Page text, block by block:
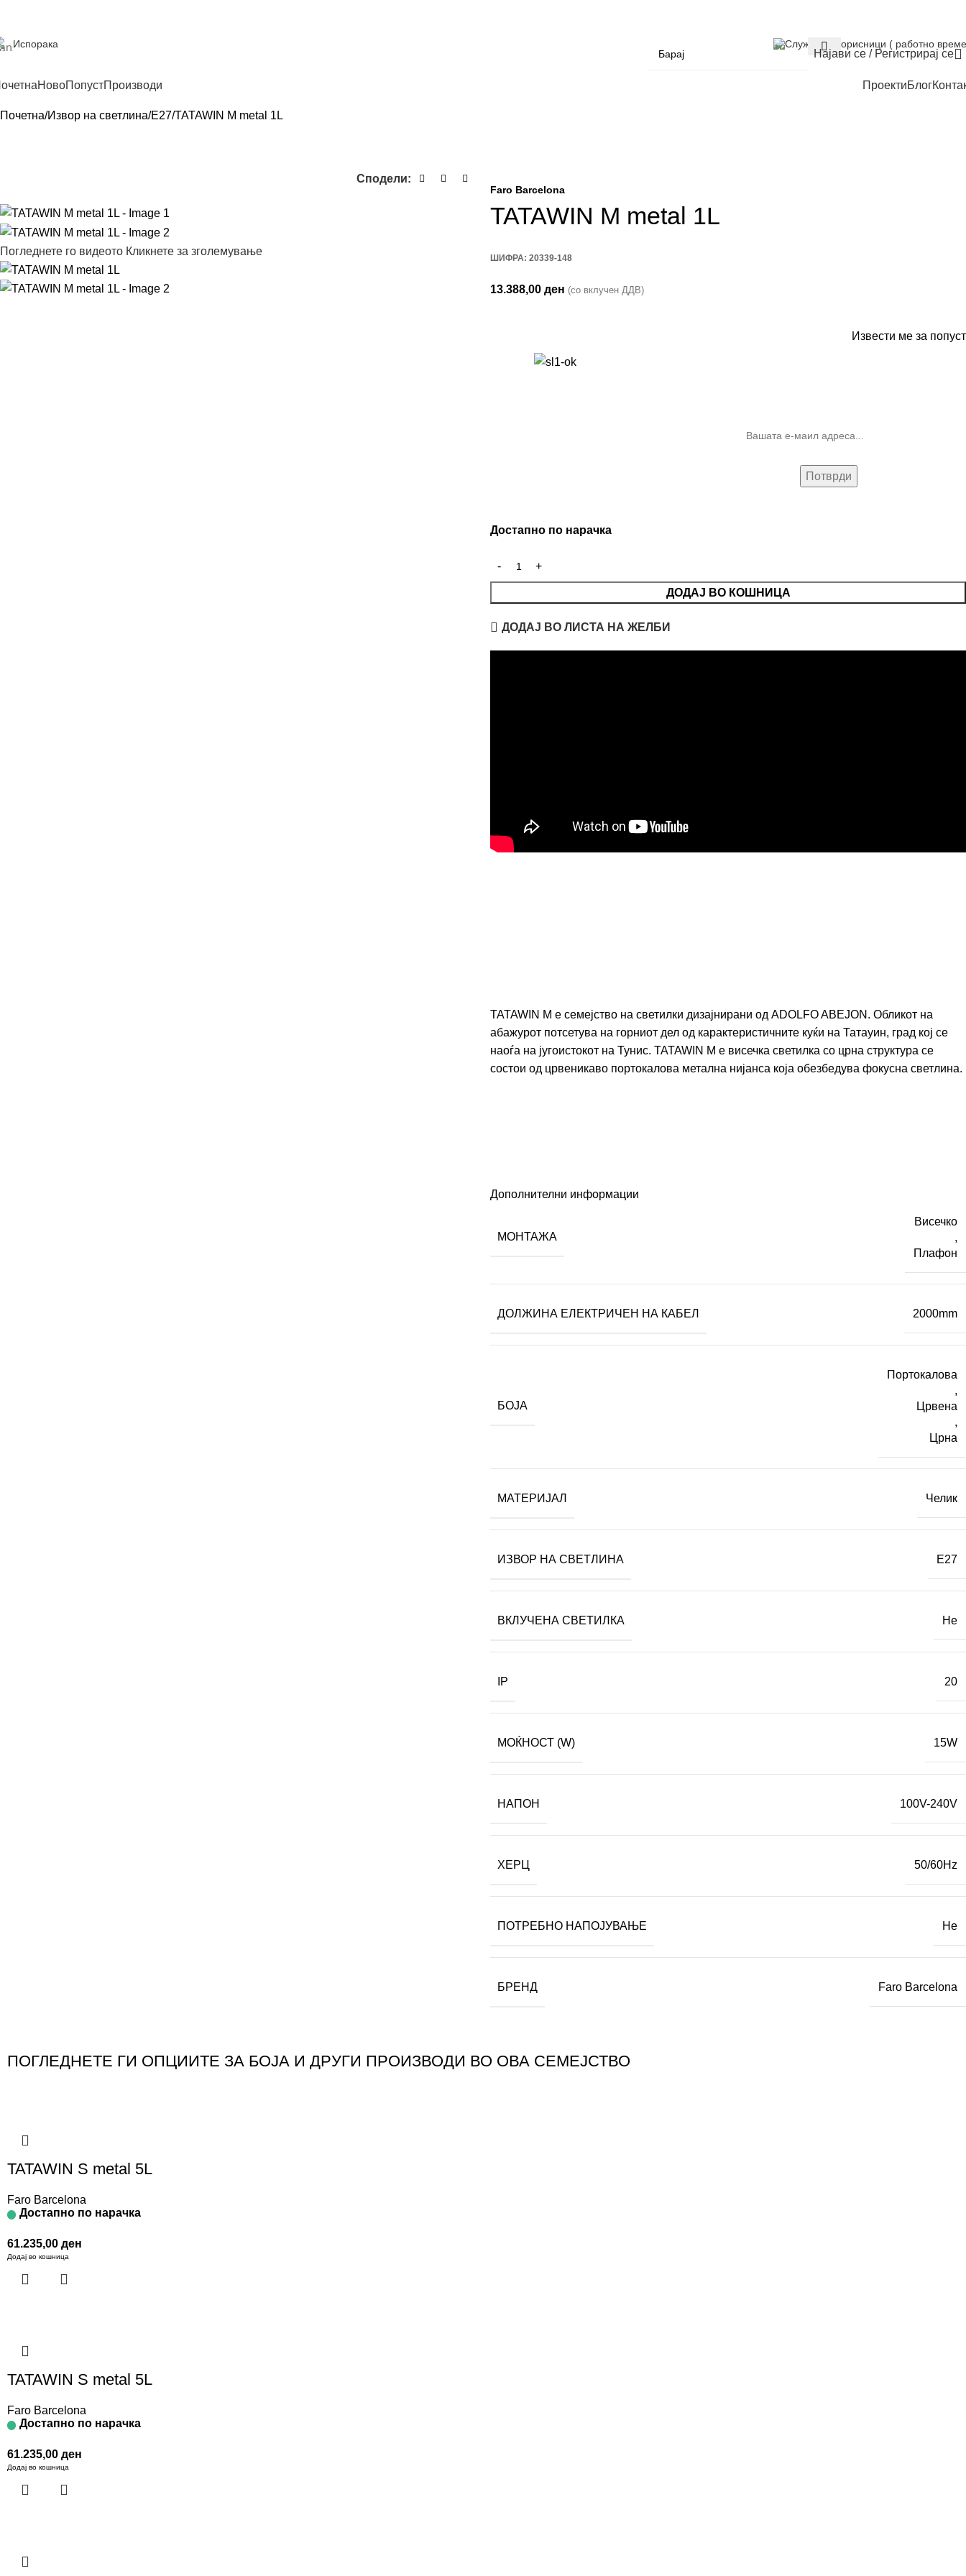
Испорака Служба за корисници ( работно
Најави се / Регистрирај се
НовоПопустПроизводи ПроектиБлог
Почетна Извор на светлина E27 TATAWIN M metal 1L
Сподели:
Погледнете го видеото Кликнете за зголемување
Faro Barcelona
TATAWIN M metal 1L
ШИФРА: 20339-148
13.388,00 ден (со вклучен ДДВ)
Извести ме за попуст
Достапно по нарачка
ДОДАЈ ВО КОШНИЦА
ДОДАЈ ВО ЛИСТА НА ЖЕЛБИ
TATAWIN M е семејство на светилки дизајнирани од ADOLFO ABEJON. Обликот на
абажурот потсетува на горниот дел од карактеристичните куќи на Татауин, град кој се
наоѓа на југоистокот на Тунис. TATAWIN M е висечка светилка со црна структура се
состои од црвеникаво портокалова метална нијанса која обезбедува фокусна светлина.
Дополнителни информации
МОНТАЖА
Висечко
,
Плафон
ДОЛЖИНА ЕЛЕКТРИЧЕН НА КАБЕЛ 2000mm
БОЈА
Портокалова
,
Црвена
,
Црна
МАТЕРИЈАЛ Челик
ИЗВОР НА СВЕТЛИНА E27
ВКЛУЧЕНА СВЕТИЛКА Не
IP 20
МОЌНОСТ (W) 15W
НАПОН 100V-240V
ХЕРЦ 50/60Hz
ПОТРЕБНО НАПОЈУВАЊЕ Не
БРЕНД Faro Barcelona
ПОГЛЕДНЕТЕ ГИ ОПЦИИТЕ ЗА БОЈА И ДРУГИ ПРОИЗВОДИ ВО ОВА СЕМЕЈСТВО
TATAWIN S metal 5L
Faro Barcelona
Достапно по нарачка
61.235,00 ден
Додај во кошница
TATAWIN S metal 5L
Faro Barcelona
Достапно по нарачка
61.235,00 ден
Додај во кошница